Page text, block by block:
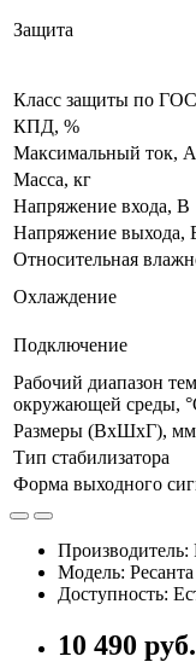
Защита
Класс защиты по
КПД, %
Максимальный ток, А
Масса, кг
Напряжение входа, В
Напряжение выхода,
Относительная
Охлаждение
Подключение
Рабочий диапазон
окружающей среды,
Размеры (ВхШхГ), мм
Тип стабилизатора
Форма выходного
Производитель:
Модель:
Доступность:
10 490 руб.